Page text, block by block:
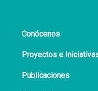
Conócenos
Proyectos e
Publicaciones